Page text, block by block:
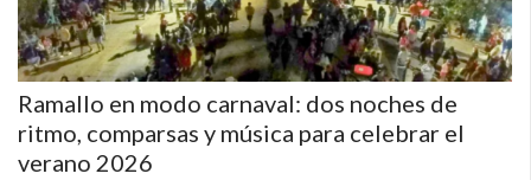
TIENDA ONLINE GRATIS
EN ARGENTINA:
CHANGUITO.COM.AR VS
OTRAS PLATAFORMAS DE
Ramallo en modo carnaval: dos noches de
ritmo, comparsas y música para celebrar el
verano 2026